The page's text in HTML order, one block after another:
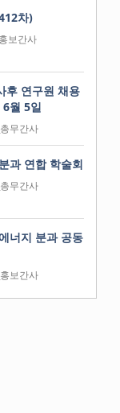
차)
보간사
후 연구원 채용
월 5일
무간사
과 연합 학술회
무간사
너지 분과 공동
보간사